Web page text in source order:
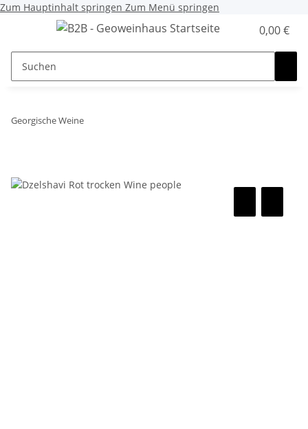
Zum Hauptinhalt springen Zum Menü springen
0,00 €
Georgische Weine